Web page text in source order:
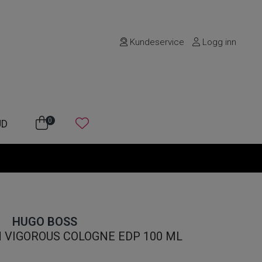
Kundeservice Logg inn
0
HUGO BOSS
COLOGNE EDP 100 ML